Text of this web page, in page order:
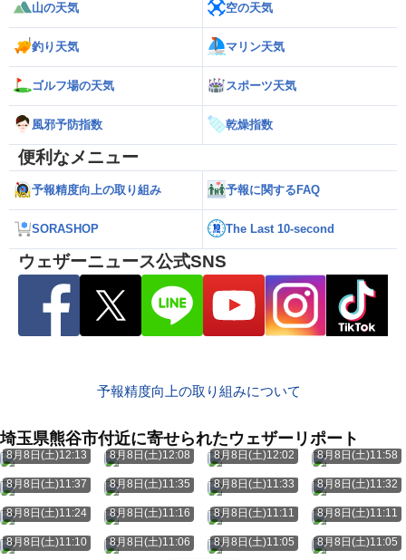
山の天気 空の天気
釣り天気 マリン天気
ゴルフ場の天気 スポーツ天気
風邪予防指数 乾燥指数
便利なメニュー
予報精度向上の取り組み 予報に関するFAQ
SORASHOP The Last 10-second
ウェザーニュース公式SNS
予報精度向上の取り組みについて
埼玉県熊谷市付近に寄せられたウェザーリポート
8月8日(土)12:13 8月8日(土)12:08 8月8日(土)12:02 8月8日(土)11:58
8月8日(土)11:37 8月8日(土)11:35 8月8日(土)11:33 8月8日(土)11:32
8月8日(土)11:24 8月8日(土)11:16 8月8日(土)11:11 8月8日(土)11:11
8月8日(土)11:10 8月8日(土)11:06 8月8日(土)11:05 8月8日(土)11:05